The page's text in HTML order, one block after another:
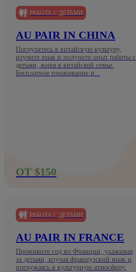
РАБОТА С ДЕТЬМИ
AU PAIR IN CHINA
Погрузитесь в китайскую культуру,
изучите язык и получите опыт работы с
детьми, живя в китайской семье.
Бесплатное проживание и...
ОТ $150
РАБОТА С ДЕТЬМИ
AU PAIR IN FRANCE
Проживите год во Франции, ухаживая
за детьми, изучая французский язык и
погружаясь в культурную атмосферу.